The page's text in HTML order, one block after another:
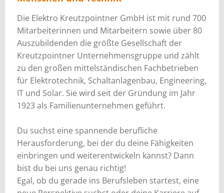
Die Elektro Kreutzpointner GmbH ist mit rund 700
Mitarbeiterinnen und Mitarbeitern sowie über 80
Auszubildenden die größte Gesellschaft der
Kreutzpointner Unternehmensgruppe und zählt
zu den großen mittelständischen Fachbetrieben
für Elektrotechnik, Schaltanlagenbau, Engineering,
IT und Solar. Sie wird seit der Gründung im Jahr
1923 als Familienunternehmen geführt.
Du suchst eine spannende berufliche
Herausforderung, bei der du deine Fähigkeiten
einbringen und weiterentwickeln kannst? Dann
bist du bei uns genau richtig!
Egal, ob du gerade ins Berufsleben startest, eine